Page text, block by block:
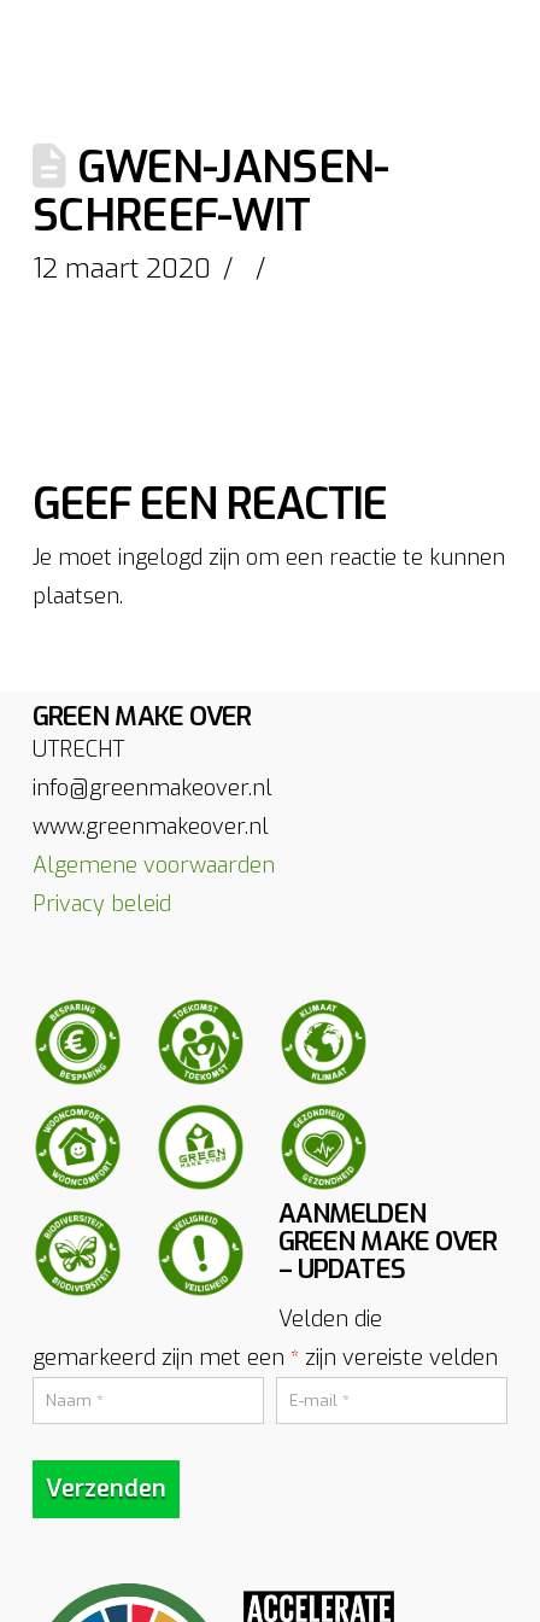
GWEN-JANSEN-
SCHREEF-WIT
12 maart 2020
GEEF EEN REACTIE
Je moet ingelogd zijn om een reactie te kunnen
plaatsen.
GREEN MAKE OVER
UTRECHT
info@greenmakeover.nl
www.greenmakeover.nl
Algemene voorwaarden
Privacy beleid
AANMELDEN
GREEN MAKE OVER
– UPDATES
Velden die
gemarkeerd zijn met een *zijn vereiste velden